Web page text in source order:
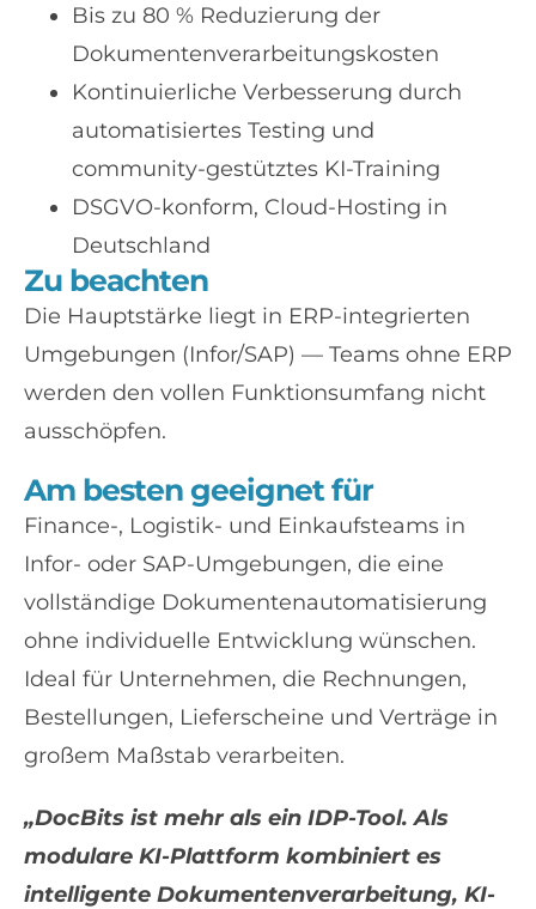
Bis zu 80 % Reduzierung der
Dokumentenverarbeitungskosten
Kontinuierliche Verbesserung durch
automatisiertes Testing und
community-gestütztes KI-Training
DSGVO-konform, Cloud-Hosting in
Deutschland
Zu beachten
Die Hauptstärke liegt in ERP-integrierten
Umgebungen (Infor/SAP) — Teams ohne ERP
werden den vollen Funktionsumfang nicht
ausschöpfen.
Am besten geeignet für
Finance-, Logistik- und Einkaufsteams in
Infor- oder SAP-Umgebungen, die eine
vollständige Dokumentenautomatisierung
ohne individuelle Entwicklung wünschen.
Ideal für Unternehmen, die Rechnungen,
Bestellungen, Lieferscheine und Verträge in
großem Maßstab verarbeiten.
„DocBits ist mehr als ein IDP-Tool. Als
modulare KI-Plattform kombiniert es
intelligente Dokumentenverarbeitung, KI-